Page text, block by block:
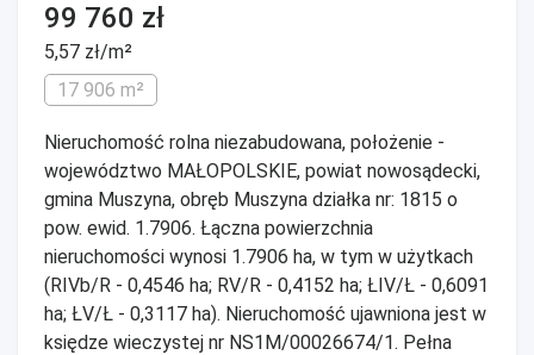
99 760 zł
5,57 zł/m²
17 906 m²
Nieruchomość rolna niezabudowana, położenie -
województwo MAŁOPOLSKIE, powiat nowosądecki,
gmina Muszyna, obręb Muszyna działka nr: 1815 o
pow. ewid. 1.7906. Łączna powierzchnia
nieruchomości wynosi 1.7906 ha, w tym w użytkach
(RIVb/R - 0,4546 ha; RV/R - 0,4152 ha; ŁIV/Ł - 0,6091
ha; ŁV/Ł - 0,3117 ha). Nieruchomość ujawniona jest w
księdze wieczystej nr NS1M/00026674/1. Pełna